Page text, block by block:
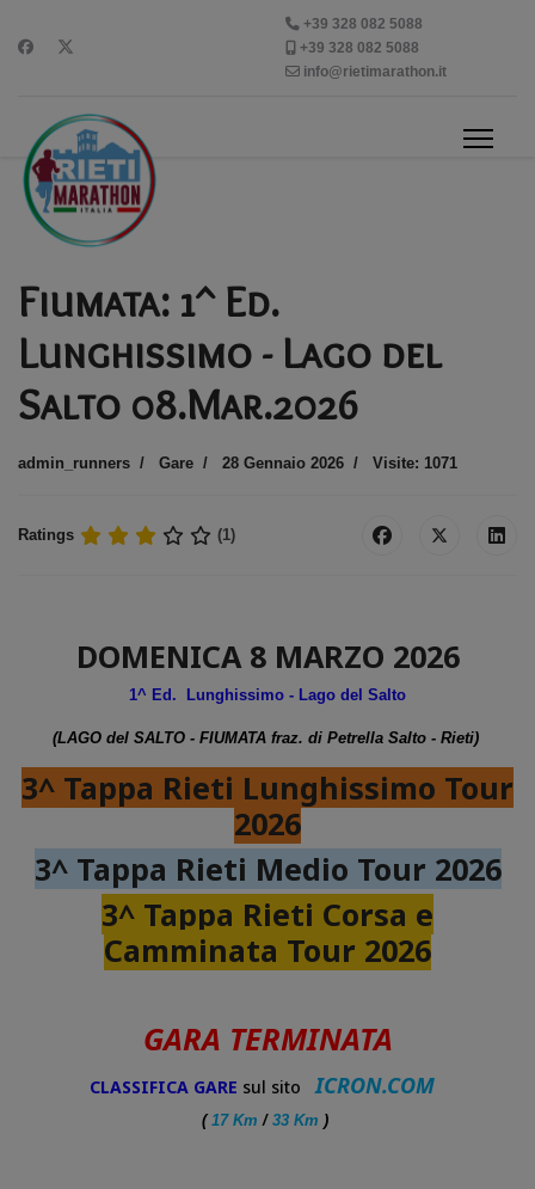
+39 328 082 5088
+39 328 082 5088
info@rietimarathon.it
Fiumata: 1^ Ed.
Lunghissimo - Lago del
Salto 08.Mar.2026
admin_runners Gare 28 Gennaio 2026 Visite: 1071
Ratings (1)
DOMENICA 8 MARZO 2026
1^ Ed. Lunghissimo - Lago del Salto
(LAGO del SALTO - FIUMATA fraz. di Petrella Salto - Rieti)
3^ Tappa Rieti Lunghissimo Tour
2026
3^ Tappa Rieti Medio Tour 2026
3^ Tappa Rieti Corsa e
Camminata Tour 2026
GARA TERMINATA
CLASSIFICA GARE sul sito ICRON.COM
( 17 Km / 33 Km )